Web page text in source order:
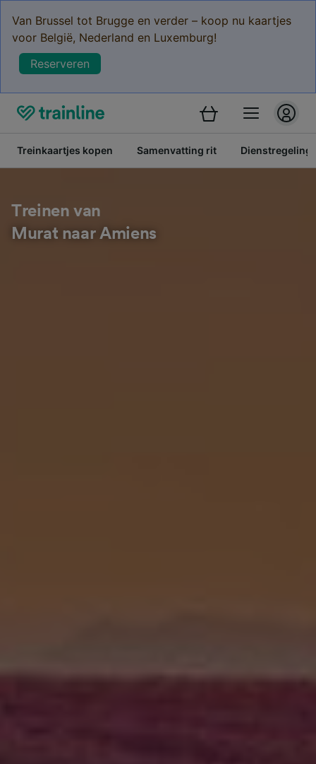
Van Brussel tot Brugge en verder – koop nu kaartjes
voor België, Nederland en Luxemburg!
Reserveren
Treinkaartjes kopen Samenvatting rit Dienstregeling
Treinen van
Murat naar Amiens